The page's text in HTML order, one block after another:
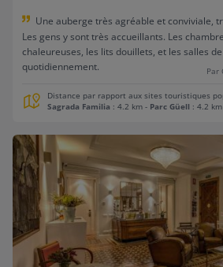
Une auberge très agréable et conviviale,
Les gens y sont très accueillants. Les
chaleureuses, les lits douillets, et les salles
quotidiennement.
Par
Distance par rapport aux sites touristiques
Sagrada Familia : 4.2 km - Parc Güell : 4.2 km